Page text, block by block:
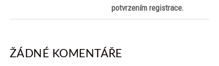
potvrzením registrace.
ŽÁDNÉ KOMENTÁŘE